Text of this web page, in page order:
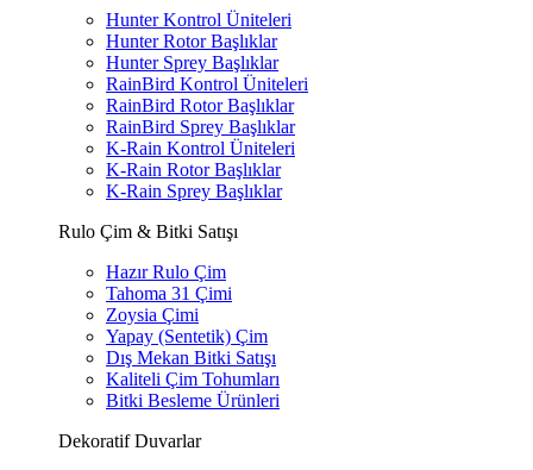
Hunter Kontrol Üniteleri
Hunter Rotor Başlıklar
Hunter Sprey Başlıklar
RainBird Kontrol Üniteleri
RainBird Rotor Başlıklar
RainBird Sprey Başlıklar
K-Rain Kontrol Üniteleri
K-Rain Rotor Başlıklar
K-Rain Sprey Başlıklar
Rulo Çim & Bitki Satışı
Hazır Rulo Çim
Tahoma 31 Çimi
Zoysia Çimi
Yapay (Sentetik) Çim
Dış Mekan Bitki Satışı
Kaliteli Çim Tohumları
Bitki Besleme Ürünleri
Dekoratif Duvarlar